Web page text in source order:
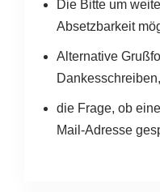
Die Bitte um
Absetzbarkeit
Alternative
Dankesschreiben,
die Frage, ob
Mail-Adresse